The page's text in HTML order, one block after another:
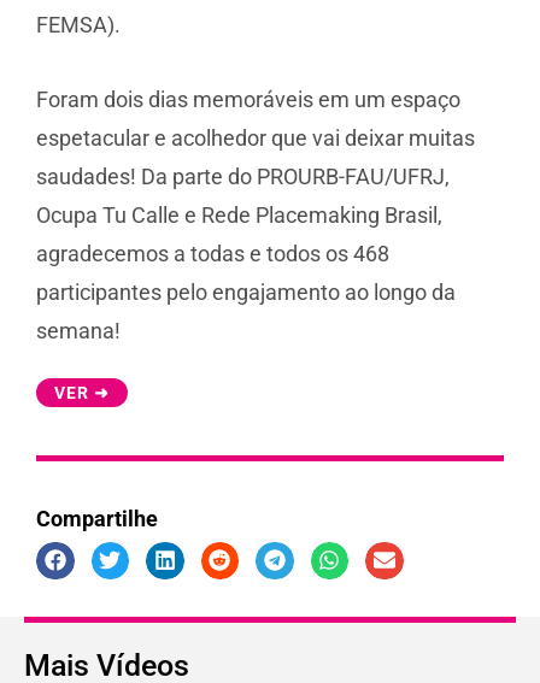
FEMSA).
Foram dois dias memoráveis em um espaço
espetacular e acolhedor que vai deixar muitas
saudades! Da parte do PROURB-FAU/UFRJ,
Ocupa Tu Calle e Rede Placemaking Brasil,
agradecemos a todas e todos os 468
participantes pelo engajamento ao longo da
semana!
VER ➜
Compartilhe
Mais Vídeos